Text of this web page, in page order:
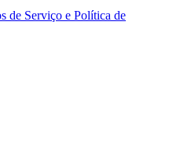
de Serviço e Política de